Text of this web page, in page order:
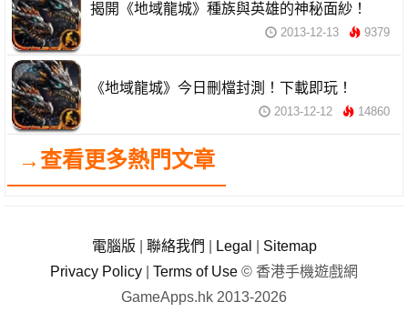
揭開《地域龍城》種族與英雄的神秘面紗！
2013-12-13 9379
《地域龍城》今日刪檔封測！下載即玩！
2013-12-12 14860
→查看更多熱門文章
電腦版 聯絡我們 Legal
Sitemap
Privacy Policy
Terms of Use © 香港手機遊戲網
GameApps.hk 2013-2026